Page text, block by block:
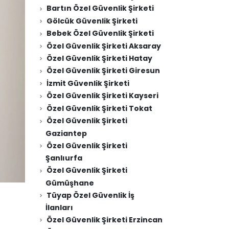
Bartın Özel Güvenlik Şirketi
Gölcük Güvenlik Şirketi
Bebek Özel Güvenlik Şirketi
Özel Güvenlik Şirketi Aksaray
Özel Güvenlik Şirketi Hatay
Özel Güvenlik Şirketi Giresun
İzmit Güvenlik Şirketi
Özel Güvenlik Şirketi Kayseri
Özel Güvenlik Şirketi Tokat
Özel Güvenlik Şirketi
Gaziantep
Özel Güvenlik Şirketi
Şanlıurfa
Özel Güvenlik Şirketi
Gümüşhane
Tüyap Özel Güvenlik İş
İlanları
Özel Güvenlik Şirketi Erzincan